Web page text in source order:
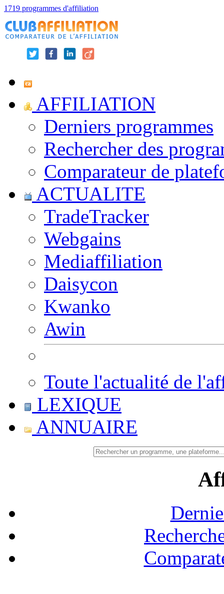
1719 programmes d'affiliation
AFFILIATION
Derniers programmes
Rechercher des
Comparateur de
ACTUALITE
TradeTracker
Webgains
Mediaffiliation
Daisycon
Kwanko
Awin
Toute l'actualité de
LEXIQUE
ANNUAIRE